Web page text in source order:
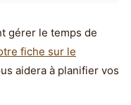
gérer le temps de
fiche sur le
aidera à planifier vos